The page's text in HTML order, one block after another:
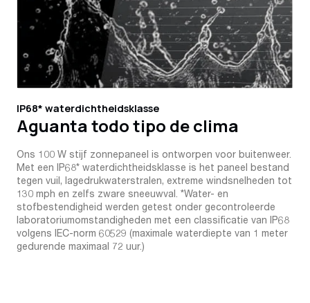
IP68* waterdichtheidsklasse
Aguanta todo tipo de clima
Ons 100 W stijf zonnepaneel is ontworpen voor buitenweer.
Met een IP68* waterdichtheidsklasse is het paneel bestand
tegen vuil, lagedrukwaterstralen, extreme windsnelheden tot
130 mph en zelfs zware sneeuwval. *Water- en
stofbestendigheid werden getest onder gecontroleerde
laboratoriumomstandigheden met een classificatie van IP68
volgens IEC-norm 60529 (maximale waterdiepte van 1 meter
gedurende maximaal 72 uur.)